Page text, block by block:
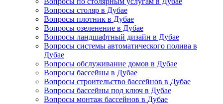
Вопросы столяр в Дубае
Вопросы плотник в Дубае
Вопросы озеленение в Дубае
Вопросы ландшафтный дизайн в Дубае
Вопросы системы автоматического полива в
Дубае
Вопросы обслуживание домов в Дубае
Вопросы бассейны в Дубае
Вопросы строительство бассейнов в Дубае
Вопросы бассейны под ключ в Дубае
Вопросы монтаж бассейнов в Дубае